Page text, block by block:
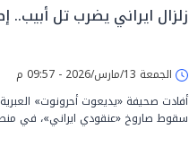
زلزال ايراني يضرب تل أبيب.. إصابة 8
الجمعة 13/مارس/2026 - 09:57 م
سقوط صاروخ «عنقودي ايراني»، في